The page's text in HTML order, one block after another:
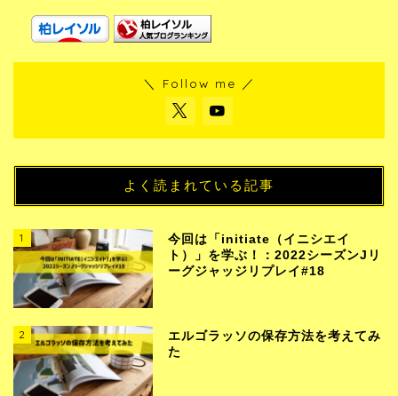
＼ Follow me ／
よく読まれている記事
1
今回は「initiate（イニシエイ
ト）」を学ぶ！：2022シーズンJリ
ーグジャッジリプレイ#18
2
エルゴラッソの保存方法を考えてみ
た